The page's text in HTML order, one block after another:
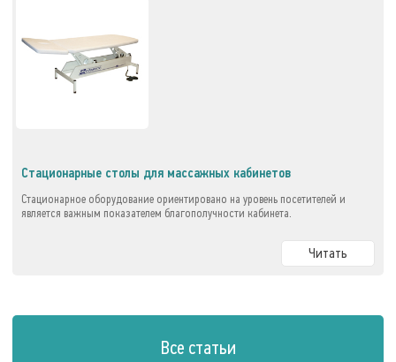
Стационарные столы для массажных кабинетов
Стационарное оборудование ориентировано на уровень посетителей и
является важным показателем благополучности кабинета.
Читать
Все статьи